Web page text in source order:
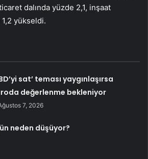
dalında yüzde 2,1, inşaat
yükseldi.
sat’ teması yaygınlaşırsa
değerlenme bekleniyor
7, 2026
neden düşüyor?